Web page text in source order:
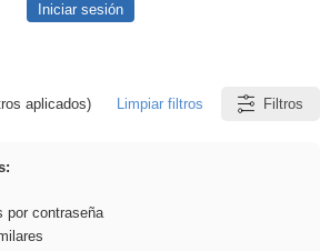
Iniciar sesión
iessanisidro
aplicados) Limpiar filtros Filtros
por contraseña